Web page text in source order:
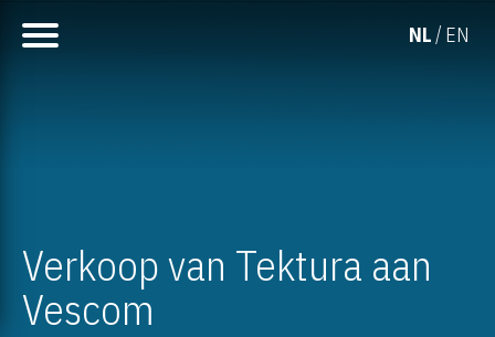
NL EN
Verkoop van Tektura aan
Vescom